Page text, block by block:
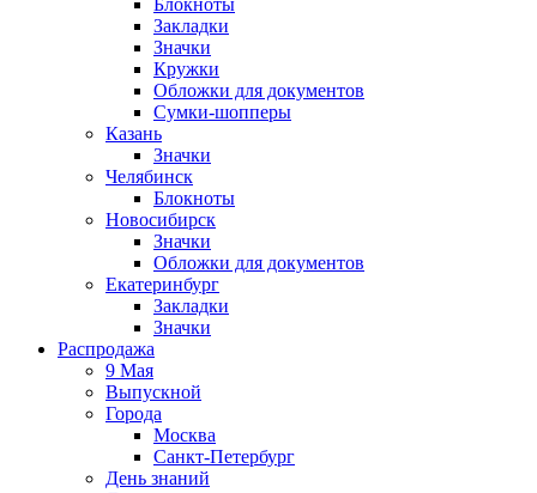
Блокноты
Закладки
Значки
Кружки
Обложки для документов
Сумки-шопперы
Казань
Значки
Челябинск
Блокноты
Новосибирск
Значки
Обложки для документов
Екатеринбург
Закладки
Значки
Распродажа
9 Мая
Выпускной
Города
Москва
Санкт-Петербург
День знаний